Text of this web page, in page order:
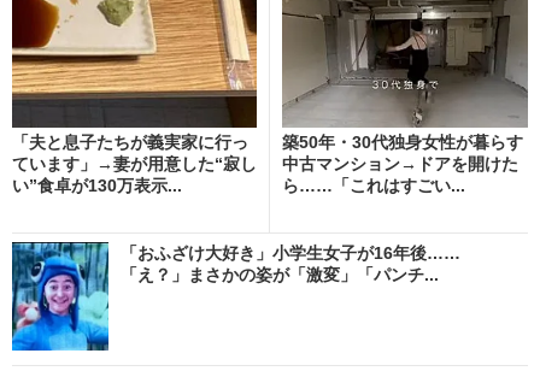
「夫と息子たちが義実家に行っ
ています」→妻が用意した“寂し
い”食卓が130万表示...
築50年・30代独身女性が暮らす
中古マンション→ドアを開けた
ら……「これはすごい...
「おふざけ大好き」小学生女子が16年後……
「え？」まさかの姿が「激変」「パンチ...